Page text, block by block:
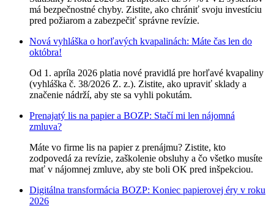
má bezpečnostné chyby. Zistite, ako chrániť svoju investíciu
pred požiarom a zabezpečiť správne revízie.
Nová vyhláška o horľavých kvapalinách: Máte čas len do
októbra!
Od 1. apríla 2026 platia nové pravidlá pre horľavé kvapaliny
(vyhláška č. 38/2026 Z. z.). Zistite, ako upraviť sklady a
značenie nádrží, aby ste sa vyhli pokutám.
Prenajatý lis na papier a BOZP: Stačí mi len nájomná
zmluva?
Máte vo firme lis na papier z prenájmu? Zistite, kto
zodpovedá za revízie, zaškolenie obsluhy a čo všetko musíte
mať v nájomnej zmluve, aby ste boli OK pred inšpekciou.
Digitálna transformácia BOZP: Koniec papierovej éry v roku
2026